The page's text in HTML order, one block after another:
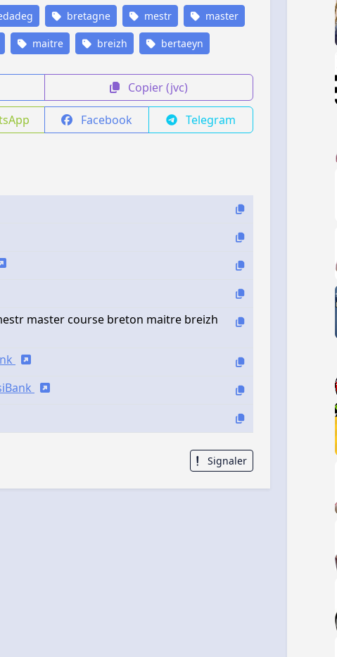
bretagne mestr master
maitre breizh bertaeyn
Copier (jvc)
Facebook Telegram
master course breton maitre breizh
Signaler